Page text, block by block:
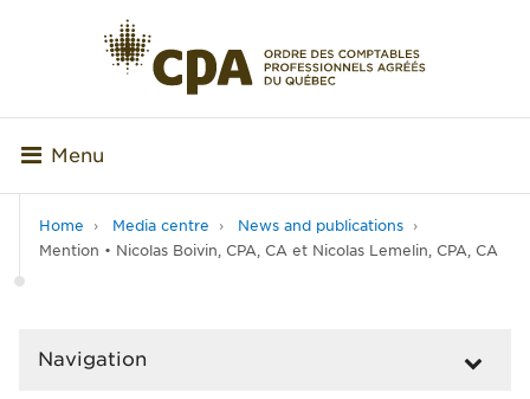
Menu
Home Media centre
News and publications
Mention • Nicolas Boivin, CPA, CA et Nicolas Lemelin, CPA, CA
Navigation